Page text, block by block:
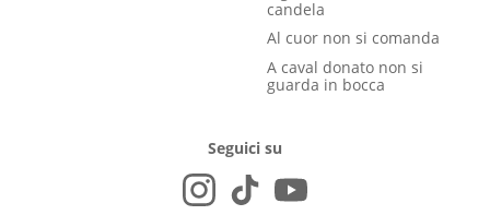
candela
Al cuor non si comanda
A caval donato non si
guarda in bocca
Seguici su